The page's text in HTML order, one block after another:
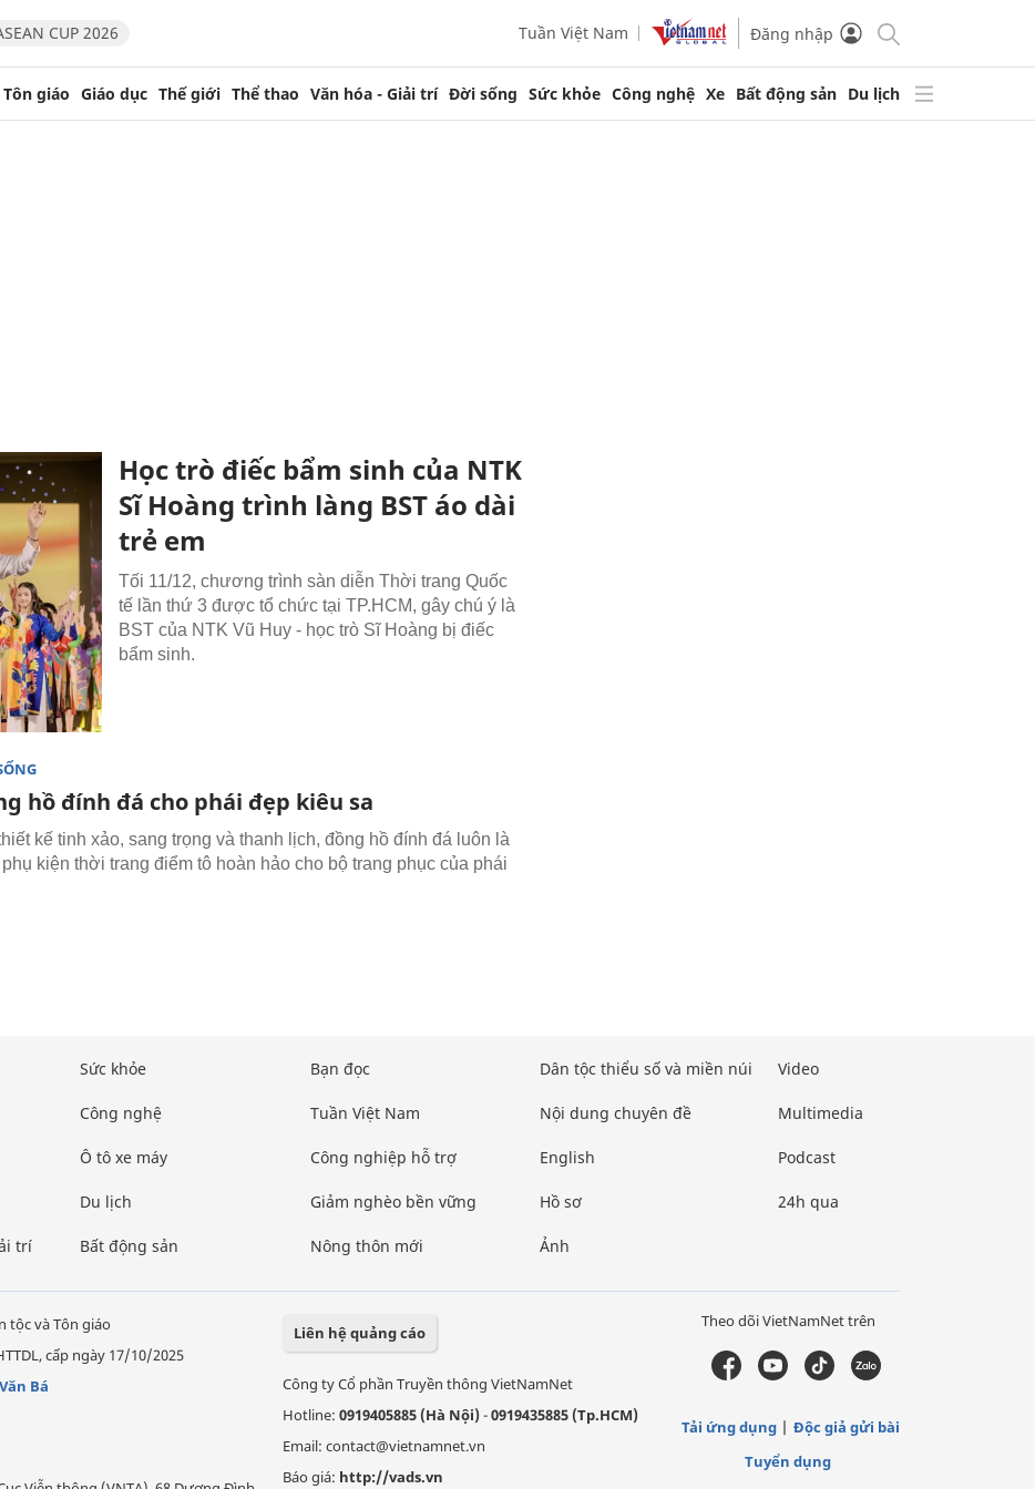
CUP 2026 Tuần Việt Nam Đăng nhập
giáo Giáo dục Thế giới Thể thao Văn hóa - Giải trí Đời sống Sức khỏe Công nghệ Xe Bất động sản Du lịch
Học trò điếc bẩm sinh của NTK
Sĩ Hoàng trình làng BST áo dài
trẻ em
Tối 11/12, chương trình sàn diễn Thời trang Quốc
tế lần thứ 3 được tổ chức tại TP.HCM, gây chú ý là
BST của NTK Vũ Huy - học trò Sĩ Hoàng bị điếc
bẩm sinh.
hồ đính đá cho phái đẹp kiêu sa
kế tinh xảo, sang trọng và thanh lịch, đồng hồ đính đá luôn là
phụ kiện thời trang điểm tô hoàn hảo cho bộ trang phục của phái
trí
Sức khỏe
Công nghệ
Ô tô xe máy
Du lịch
Bất động sản
Bạn đọc
Tuần Việt Nam
Công nghiệp hỗ trợ
Giảm nghèo bền vững
Nông thôn mới
Dân tộc thiểu số và miền núi
Nội dung chuyên đề
English
Hồ sơ
Ảnh
Video
Multimedia
Podcast
24h qua
tộc và Tôn giáo
cấp ngày 17/10/2025
Bá
Liên hệ quảng cáo
Công ty Cổ phần Truyền thông VietNamNet
Hotline: 0919405885 (Hà Nội)-0919435885 (Tp.HCM)
Email: contact@vietnamnet.vn
Báo giá: http://vads.vn
Theo dõi VietNamNet trên
Tải ứng dụng
Độc giả gửi bài
Tuyển dụng